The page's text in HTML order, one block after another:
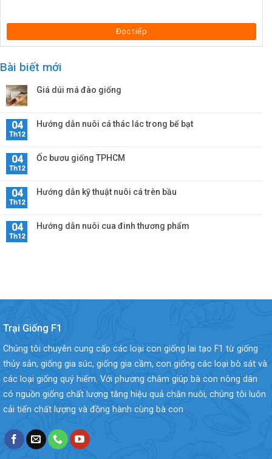
Đọc tiếp
Bài biết mới
Giá dúi má đào giống
04
Th12
Hướng dẫn nuôi cá thác lác trong bể bạt
04
Th12
Ốc bươu giống TPHCM
04
Th12
Hướng dẫn kỹ thuật nuôi cá trèn bầu
04
Th12
Hướng dẫn nuôi cua đinh thương phẩm
Trại Giống F1
Chúng tôi chuyên cung cấp các loại con giống lai tạo F1 từ giống
thủy sản, giống gia súc, giống gia cầm, con giống các loại bò sát và
các loại giống quý hiếm. Với phương châm giúp bà con nông dân
có nguồn giống chất lượng tăng hiệu quả chăn nuôi, chúng tôi luôn
cải tiến chất lượng và đồng hành cùng bà con